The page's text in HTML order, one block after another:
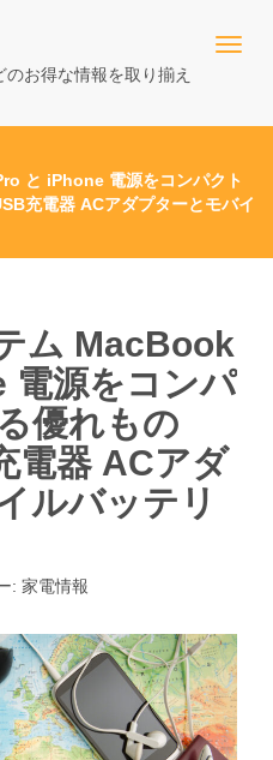
お得な情報を取り揃え
と iPhone 電源をコンパクト
充電器 ACアダプターとモバイ
ム MacBook
電源をコンパ
優れもの
電器 ACアダ
ルバッテリ
: 家電情報